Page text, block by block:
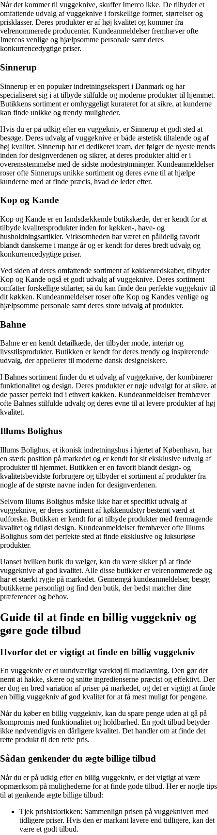
Når det kommer til vuggeknive, skuffer Imerco ikke. De tilbyder et
omfattende udvalg af vuggeknive i forskellige former, størrelser og
prisklasser. Deres produkter er af høj kvalitet og kommer fra
velrenommerede producenter. Kundeanmeldelser fremhæver ofte
Imercos venlige og hjælpsomme personale samt deres
konkurrencedygtige priser.
Sinnerup
Sinnerup er en populær indretningsekspert i Danmark og har
specialiseret sig i at tilbyde stilfulde og moderne produkter til hjemmet.
Butikkens sortiment er omhyggeligt kurateret for at sikre, at kunderne
kan finde unikke og trendy muligheder.
Hvis du er på udkig efter en vuggekniv, er Sinnerup et godt sted at
besøge. Deres udvalg af vuggeknive er både æstetisk tiltalende og af
høj kvalitet. Sinnerup har et dedikeret team, der følger de nyeste trends
inden for designverdenen og sikrer, at deres produkter altid er i
overensstemmelse med de sidste modestrømninger. Kundeanmeldelser
roser ofte Sinnerups unikke sortiment og deres evne til at hjælpe
kunderne med at finde præcis, hvad de leder efter.
Kop og Kande
Kop og Kande er en landsdækkende butikskæde, der er kendt for at
tilbyde kvalitetsprodukter inden for køkken-, have- og
husholdningsartikler. Virksomheden har været en pålidelig favorit
blandt danskerne i mange år og er kendt for deres bredt udvalg og
konkurrencedygtige priser.
Ved siden af ​​deres omfattende sortiment af køkkenredskaber, tilbyder
Kop og Kande også et godt udvalg af vuggeknive. Deres sortiment
omfatter forskellige stilarter, så du kan finde den perfekte vuggekniv til
dit køkken. Kundeanmeldelser roser ofte Kop og Kandes venlige og
hjælpsomme personale samt deres store udvalg af produkter.
Bahne
Bahne er en kendt detailkæde, der tilbyder mode, interiør og
livsstilsprodukter. Butikken er kendt for deres trendy og inspirerende
udvalg, der appellerer til moderne dansk designelskere.
I Bahnes sortiment finder du et udvalg af vuggeknive, der kombinerer
funktionalitet og design. Deres produkter er nøje udvalgt for at sikre, at
de passer perfekt ind i ethvert køkken. Kundeanmeldelser fremhæver
ofte Bahnes stilfulde udvalg og deres evne til at levere produkter af høj
kvalitet.
Illums Bolighus
Illums Bolighus, et ikonisk indretningshus i hjertet af København, har
en stærk position på markedet og er kendt for sit eksklusive udvalg af
produkter til hjemmet. Butikken er en favorit blandt design- og
kvalitetsbevidste forbrugere og tilbyder et sortiment af produkter fra
nogle af de største navne inden for designverdenen.
Selvom Illums Bolighus måske ikke har et specifikt udvalg af
vuggeknive, er deres sortiment af køkkenudstyr bestemt værd at
udforske. Butikken er kendt for at tilbyde produkter med fremragende
kvalitet og tidløst design. Kundeanmeldelser fremhæver ofte Illums
Bolighus som det perfekte sted at finde eksklusive og luksuriøse
produkter.
Uanset hvilken butik du vælger, kan du være sikker på at finde
vuggeknive af god kvalitet. Alle disse butikker er velrenommerede og
har et stærkt rygte på markedet. Gennemgå kundeanmeldelser, besøg
butikkerne personligt og find den butik, der bedst matcher dine
præferencer og behov.
Guide til at finde en billig vuggekniv og
gøre gode tilbud
Hvorfor det er vigtigt at finde en billig vuggekniv
En vuggekniv er et uundværligt værktøj til madlavning. Den gør det
nemt at hakke, skære og snitte ingredienserne præcist og effektivt. Der
er dog en bred variation af priser på markedet, og det er vigtigt at finde
en billig vuggekniv af god kvalitet for at få mest muligt for pengene.
Når du køber en billig vuggekniv, kan du spare penge uden at gå på
kompromis med funktionalitet og holdbarhed. En godt tilbud betyder
ikke nødvendigvis en dårligere kvalitet. Det handler om at finde det
rette produkt til den rette pris.
Sådan genkender du ægte billige tilbud
Når du er på udkig efter en billig vuggekniv, er det vigtigt at være
opmærksom på mulighederne for at finde gode tilbud. Her er nogle tips
til at genkende ægte billige tilbud:
Tjek prishistorikken: Sammenlign prisen på vuggekniven med
tidligere priser. Hvis den er markant lavere end tidligere, kan det
være et godt tilbud.